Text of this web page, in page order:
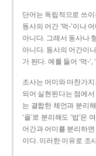
단어는 독립적으로 쓰이
동사의 어간 ‘먹-­’이나
아니다. 그래서 동사나
아니다. 동사의 어간이
가 된다. 예를 들어 ‘먹-
조사는 어미와 마찬가
되어 실현된다는 점에
는 결합한 체언과 분리
‘을’로 분리해도 ‘밥’은
어간과 어미를 분리하
이다. 이러한 이유로 조